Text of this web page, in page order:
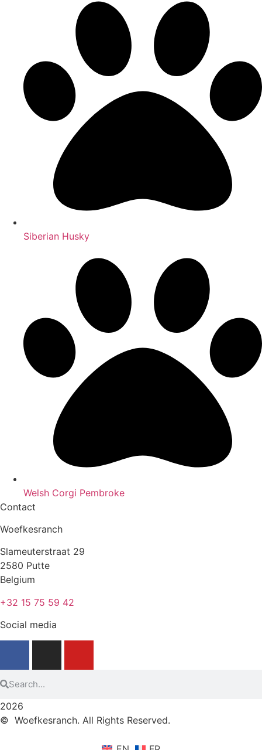
Siberian Husky
Welsh Corgi Pembroke
Contact
Woefkesranch
Slameuterstraat 29
2580 Putte
Belgium
+32 15 75 59 42
Social media
2026
© Woefkesranch. All Rights Reserved.